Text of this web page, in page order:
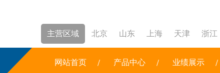
主营区域 北京 山东 上海 天津 浙江
网站首页 产品中心 业绩展示
焚烧炉 铣边机 干冰 露点仪 三恒系统